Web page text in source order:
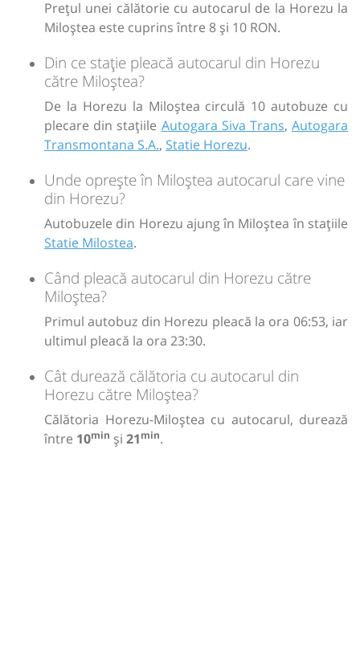
Prețul unei călătorie cu autocarul de la Horezu la
Miloștea este cuprins între 8 și 10 RON.
Din ce stație pleacă autocarul din Horezu
către Miloștea?
De la Horezu la Miloștea circulă 10 autobuze cu
plecare din stațiile Autogara Siva Trans,Autogara
Transmontana S.A., Statie Horezu.
Unde oprește în Miloștea autocarul care vine
din Horezu?
Autobuzele din Horezu ajung în Miloștea în stațiile
Statie Milostea.
Când pleacă autocarul din Horezu către
Miloștea?
Primul autobuz din Horezu pleacă la ora 06:53, iar
ultimul pleacă la ora 23:30.
Cât durează călătoria cu autocarul din
Horezu către Miloștea?
Călătoria Horezu-Miloștea cu autocarul, durează
între 10min și 21min.